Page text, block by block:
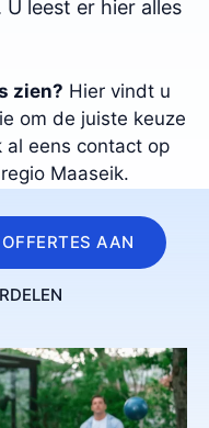
leest er hier alles
zien? Hier vindt u
om de juiste keuze
al eens contact op
Maaseik.
AAN